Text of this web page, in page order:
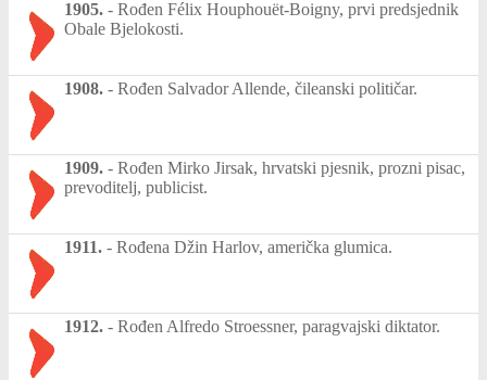
1905. - Rođen Félix Houphouët-Boigny, prvi predsjednik
Obale Bjelokosti.
1908. - Rođen Salvador Allende, čileanski političar.
1909. - Rođen Mirko Jirsak, hrvatski pjesnik, prozni pisac,
prevoditelj, publicist.
1911. - Rođena Džin Harlov, američka glumica.
1912. - Rođen Alfredo Stroessner, paragvajski diktator.